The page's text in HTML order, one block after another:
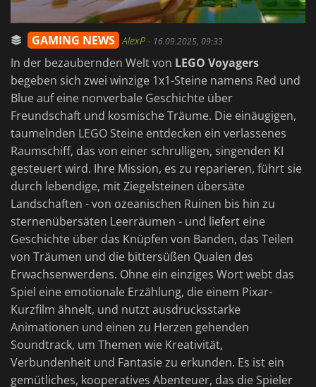
GAMING NEWS AlexP - 16.09.2025, 09:33
In der bezaubernden Welt von LEGO Voyagers
begeben sich zwei winzige 1x1-Steine namens Red und
Blue auf eine nonverbale Geschichte über
Freundschaft und kosmische Träume. Die einäugigen,
taumelnden LEGO Steine entdecken ein verlassenes
Raumschiff, das von einer schrulligen, singenden KI
gesteuert wird. Ihre Mission, es zu reparieren, führt sie
durch lebendige, mit Ziegelsteinen übersäte
Landschaften - von ozeanischen Ruinen bis hin zu
sternenübersäten Leerräumen - und liefert eine
Geschichte über das Knüpfen von Banden, das Teilen
von Träumen und die bittersüßen Qualen des
Erwachsenwerdens. Ohne ein einziges Wort webt das
Spiel eine emotionale Erzählung, die einem Pixar-
Kurzfilm ähnelt, und nutzt ausdrucksstarke
Animationen und einen zu Herzen gehenden
Soundtrack, um Themen wie Kreativität,
Verbundenheit und Fantasie zu erkunden. Es ist ein
gemütliches, kooperatives Abenteuer, das die Spieler